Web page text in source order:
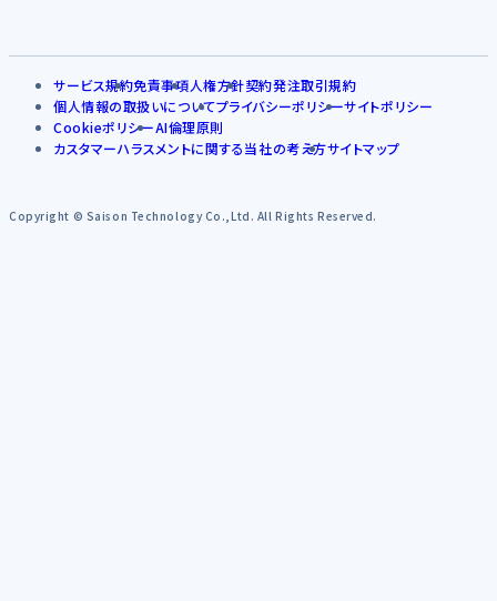
サービス規約免責事項人権方針契約発注取引規約
個人情報の取扱いについてプライバシーポリシーサイトポリシー
CookieポリシーAI倫理原則
カスタマーハラスメントに関する当社の考え方サイトマップ
Copyright © Saison Technology Co.,Ltd. All Rights Reserved.